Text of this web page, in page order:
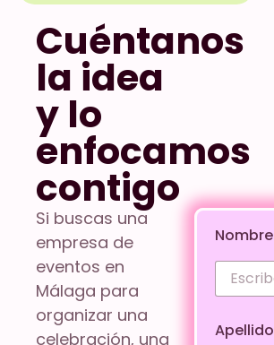
Cuéntanos
la idea
y lo
enfocamos
contigo
Si buscas una
empresa de
eventos en
Málaga para
organizar una
celebración, una
Nombre
Apellido